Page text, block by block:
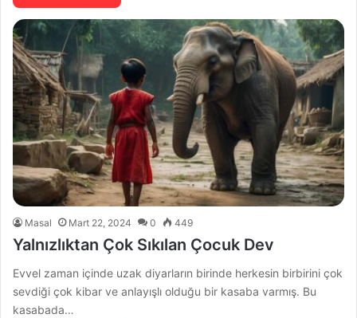
Masal Mart 22, 2024 0 449
Yalnızlıktan Çok Sıkılan Çocuk Dev
Evvel zaman içinde uzak diyarların birinde herkesin birbirini çok
sevdiği çok kibar ve anlayışlı olduğu bir kasaba varmış. Bu
kasabada…